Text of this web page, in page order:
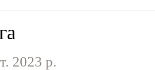
2023 р.